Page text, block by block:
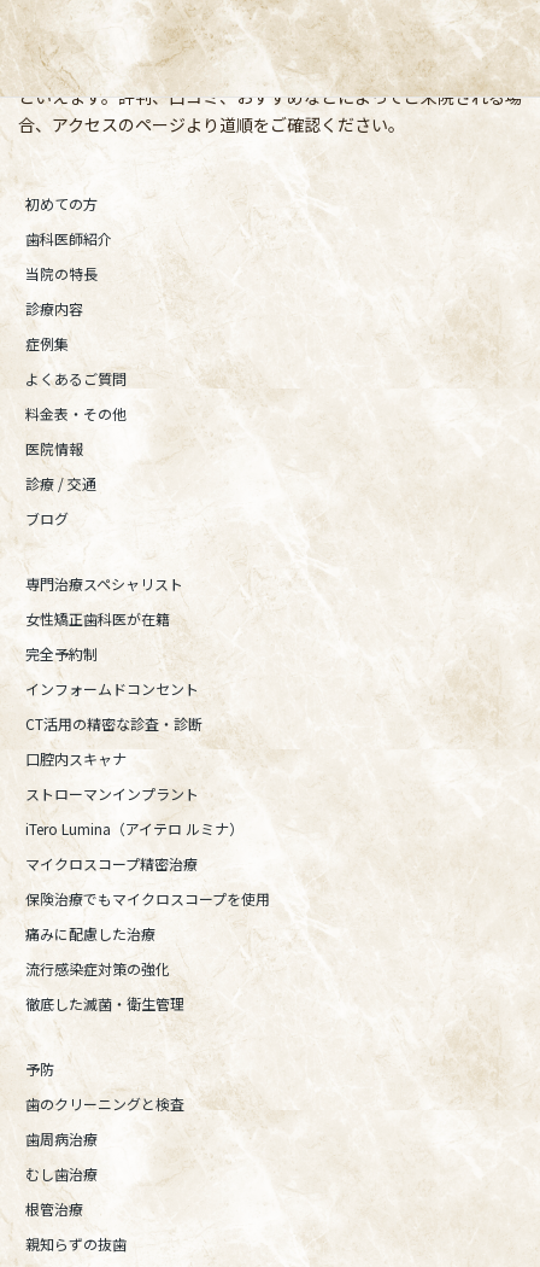
徒歩0分 / 東京メトロ丸ノ内線「南阿佐ケ谷駅」徒歩8分の、駅す
ぐでとても通いやすい場所にある歯医者です。杉並区や中野区、新
宿、東京都内、隣接県や遠方からも患者様に来院頂きやすい環境
といえます。評判、口コミ、おすすめなどによってご来院される場
合、アクセスのページより道順をご確認ください。
初めての方
歯科医師紹介
当院の特長
診療内容
症例集
よくあるご質問
料金表・その他
医院情報
診療 / 交通
ブログ
専門治療スペシャリスト
女性矯正歯科医が在籍
完全予約制
インフォームドコンセント
CT活用の精密な診査・診断
口腔内スキャナ
ストローマンインプラント
iTero Lumina（アイテロ ルミナ）
マイクロスコープ精密治療
保険治療でもマイクロスコープを使用
痛みに配慮した治療
流行感染症対策の強化
徹底した滅菌・衛生管理
予防
歯のクリーニングと検査
歯周病治療
むし歯治療
根管治療
親知らずの抜歯